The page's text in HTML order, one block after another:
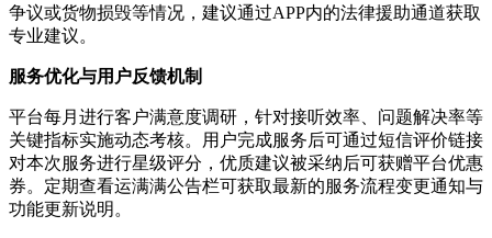
争议或货物损毁等情况，建议通过APP内的法律援助通道获取
专业建议。
服务优化与用户反馈机制
平台每月进行客户满意度调研，针对接听效率、问题解决率等
关键指标实施动态考核。用户完成服务后可通过短信评价链接
对本次服务进行星级评分，优质建议被采纳后可获赠平台优惠
券。定期查看运满满公告栏可获取最新的服务流程变更通知与
功能更新说明。